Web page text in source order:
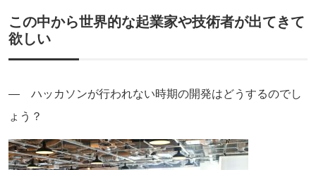
この中から世界的な起業家や技術者が出てきて
欲しい
― ハッカソンが行われない時期の開発はどうするのでし
ょう？